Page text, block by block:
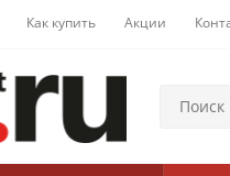
Как купить Акции